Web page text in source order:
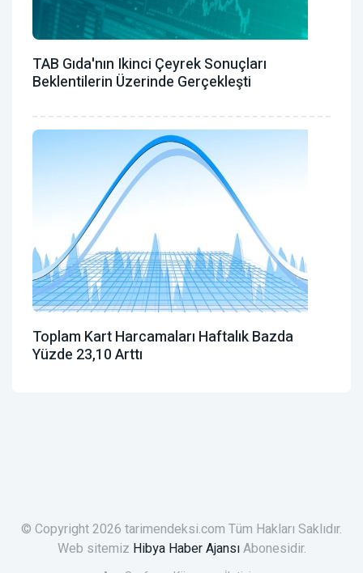
TAB Gıda'nın Ikinci Çeyrek Sonuçları
Beklentilerin Üzerinde Gerçekleşti
Toplam Kart Harcamaları Haftalık Bazda
Yüzde 23,10 Arttı
© Copyright 2026 tarimendeksi.com Tüm Hakları Saklıdır.
Web sitemiz Hibya Haber AjansıAbonesidir.